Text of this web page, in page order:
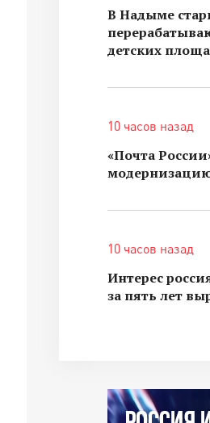
В Надыме
детских
10 часов назад
«Почта
10 часов назад
Интерес
за пять лет